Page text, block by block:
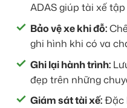
ADAS giúp tài xế
Bảo vệ xe khi đỗ:
ghi hình khi có va
Ghi lại hành trình:
đẹp trên những
Giám sát tài xế:Đặc